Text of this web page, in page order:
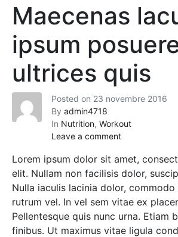
Posted on 23 novembre 2016
By admin4718
In Nutrition, Workout
Leave a comment
Maecenas
ipsum
ultrices quis
Lorem ipsum dolor sit amet,
elit. Nullam non facilisis dolor,
Nulla iaculis lacinia dolor, commodo
rutrum vel. In vel sem vitae ex
Pellentesque quis nunc urna. Etiam
finibus. Ut maximus vitae ligula